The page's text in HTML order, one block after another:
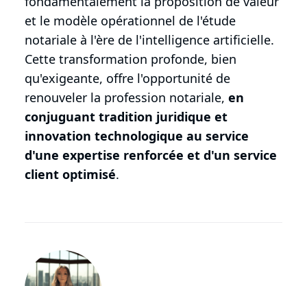
et le modèle opérationnel de l'étude
notariale à l'ère de l'intelligence artificielle.
Cette transformation profonde, bien
qu'exigeante, offre l'opportunité de
renouveler la profession notariale, en
conjuguant tradition juridique et
innovation technologique au service
d'une expertise renforcée et d'un service
client optimisé.